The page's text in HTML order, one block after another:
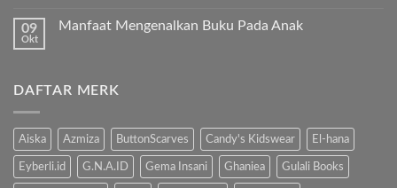
komentar
Kenalkan
Anak
09
Okt
Manfaat Mengenalkan Buku Pada Anak
Manfaat
Anak
DAFTAR MERK
Aiska Azmiza ButtonScarves Candy's Kidswear El-hana
Eyberli.id G.N.A.ID Gema Insani Ghaniea Gulali Books